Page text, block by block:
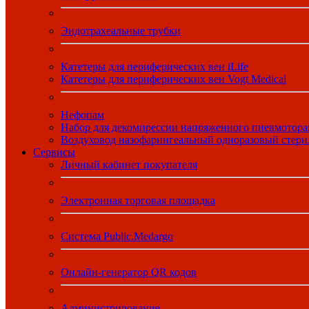
Эндотрахеальные трубки
Катетеры для периферических вен iLife
Катетеры для периферических вен Vogt Medical
Нефопам
Набор для декомпрессии напряженного
Воздуховод назофарингеальный одноразовый
Сервисы
Личный кабинет покупателя
Электронная торговая площадка
Система Public.Medargo
Онлайн-генератор QR кодов